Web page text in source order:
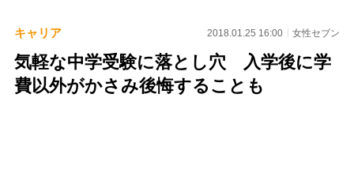
キャリア 2018.01.25 16:00 女性セブン
気軽な中学受験に落とし穴 入学後に学
費以外がかさみ後悔することも